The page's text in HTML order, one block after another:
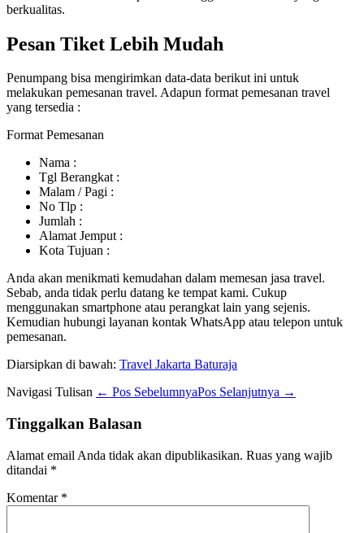
berkualitas.
Pesan Tiket Lebih Mudah
Penumpang bisa mengirimkan data-data berikut ini untuk
melakukan pemesanan travel. Adapun format pemesanan travel
yang tersedia :
Format Pemesanan
Nama :
Tgl Berangkat :
Malam / Pagi :
No Tlp :
Jumlah :
Alamat Jemput :
Kota Tujuan :
Anda akan menikmati kemudahan dalam memesan jasa travel.
Sebab, anda tidak perlu datang ke tempat kami. Cukup
menggunakan smartphone atau perangkat lain yang sejenis.
Kemudian hubungi layanan kontak WhatsApp atau telepon untuk
pemesanan.
Diarsipkan di bawah: Travel Jakarta Baturaja
Navigasi Tulisan ← Pos SebelumnyaPos Selanjutnya →
Tinggalkan Balasan
Alamat email Anda tidak akan dipublikasikan. Ruas yang wajib
ditandai *
Komentar *